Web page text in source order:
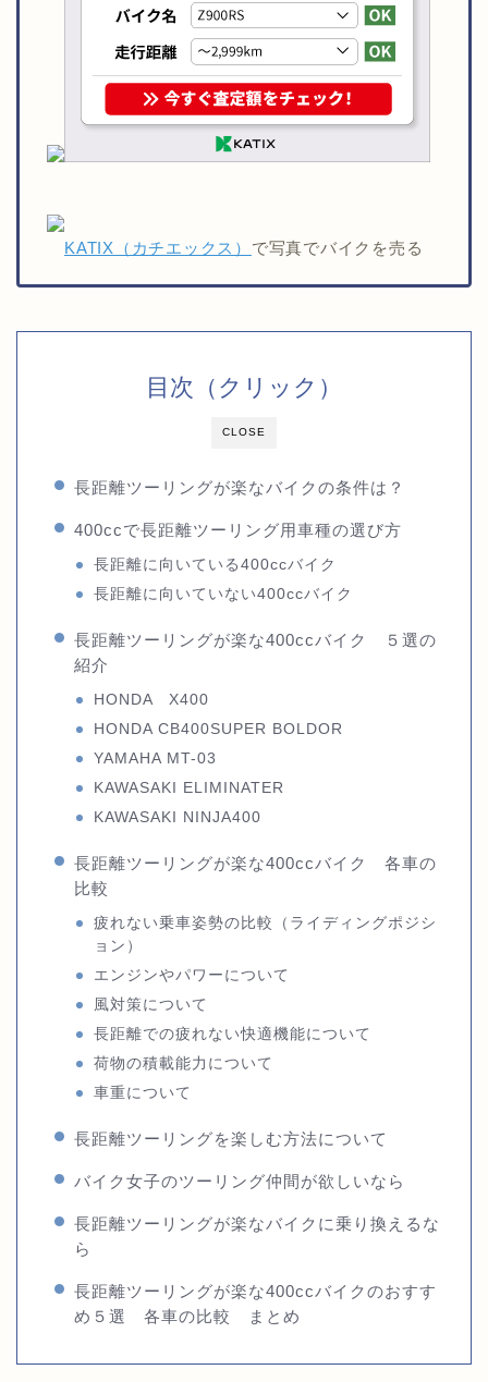
KATIX（カチエックス） で写真でバイクを売る
CLOSE
目次（クリック）
長距離ツーリングが楽なバイクの条件は？
400ccで長距離ツーリング用車種の選び方
長距離に向いている400ccバイク
長距離に向いていない400ccバイク
長距離ツーリングが楽な400ccバイク ５選の
紹介
HONDA X400
HONDA CB400SUPER BOLDOR
YAMAHA MT-03
KAWASAKI ELIMINATER
KAWASAKI NINJA400
長距離ツーリングが楽な400ccバイク 各車の
比較
疲れない乗車姿勢の比較（ライディングポジシ
ョン）
エンジンやパワーについて
風対策について
長距離での疲れない快適機能について
荷物の積載能力について
車重について
長距離ツーリングを楽しむ方法について
バイク女子のツーリング仲間が欲しいなら
長距離ツーリングが楽なバイクに乗り換えるな
ら
長距離ツーリングが楽な400ccバイクのおすす
め５選 各車の比較 まとめ